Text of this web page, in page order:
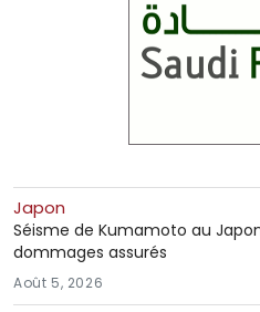
Japon
Séisme de Kumamoto au Japon
dommages assurés
Août 5, 2026